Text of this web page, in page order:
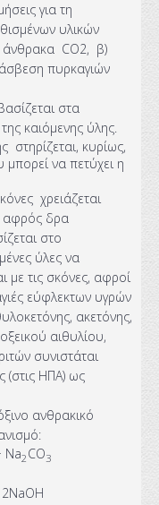
για τη
υλικών
άνθρακα CΟ2, β)
πυρκαγιών
στα
καιόμενης ύλης.
στηρίζεται, κυρίως,
να πετύχει η
χρειάζεται
αφρός δρα
στο
ύλες να
τις σκόνες, αφροί
εύφλεκτων υγρών
ακετόνης,
αιθυλίου,
συνιστάται
(στις ΗΠΑ) ως
ανθρακικό
Na2 CO3